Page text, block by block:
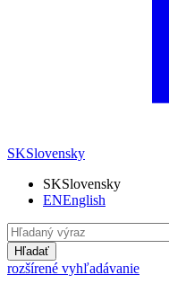
SKSlovensky
SKSlovensky
ENEnglish
Hľadať
rozšírené vyhľadávanie